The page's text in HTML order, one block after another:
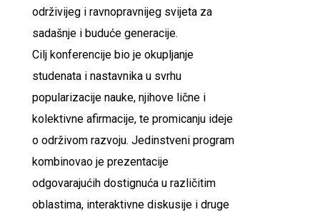
održivijeg i ravnopravnijeg svijeta za
sadašnje i buduće generacije.
Cilj konferencije bio je okupljanje
studenata i nastavnika u svrhu
popularizacije nauke, njihove lične i
kolektivne afirmacije, te promicanju ideje
o održivom razvoju. Jedinstveni program
kombinovao je prezentacije
odgovarajućih dostignuća u različitim
oblastima, interaktivne diskusije i druge